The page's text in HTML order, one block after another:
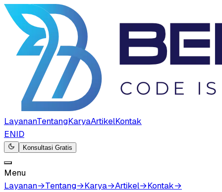
LayananTentangKaryaArtikelKontak
ENID
Konsultasi Gratis
Menu
Layanan→Tentang→Karya→Artikel→Kontak→